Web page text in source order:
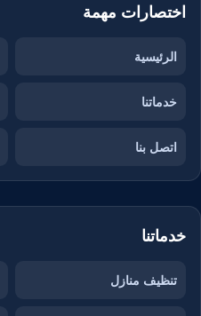
اختصارات مهمة
الرئيسية
خدماتنا
اتصل بنا
خدماتنا
تنظيف منازل